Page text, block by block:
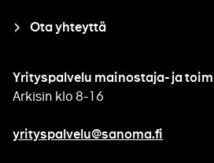
Ota yhteyttä
Yrityspalvelu mainostaja- ja
Arkisin klo 8-16
yrityspalvelu@sanoma.fi